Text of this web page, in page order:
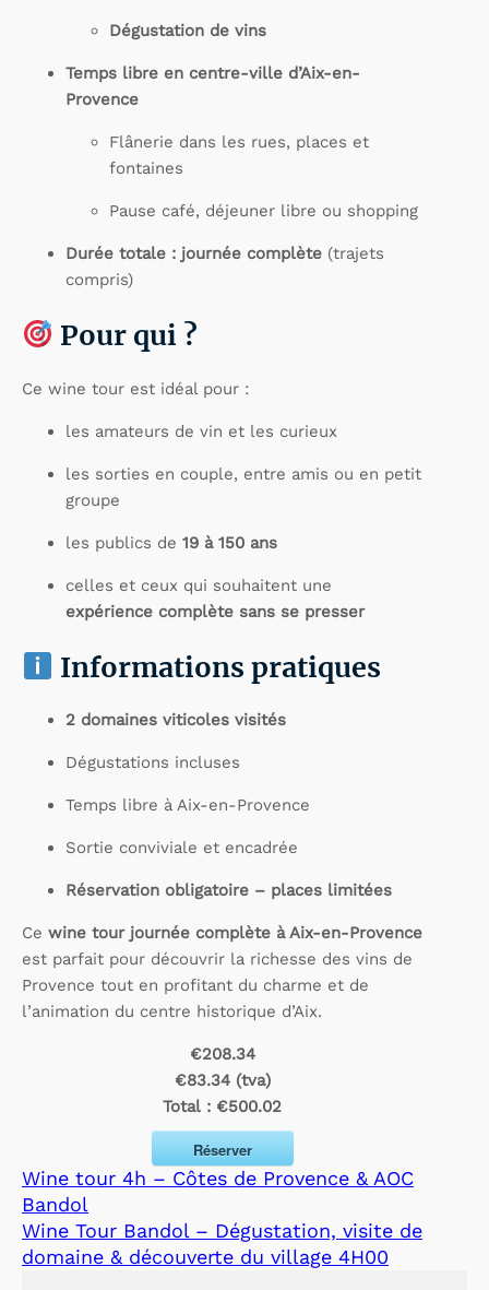
Dégustation de vins
Temps libre en centre-ville d’Aix-en-
Provence
Flânerie dans les rues, places et
fontaines
Pause café, déjeuner libre ou shopping
Durée totale : journée complète (trajets
compris)
Pour qui ?
Ce wine tour est idéal pour :
les amateurs de vin et les curieux
les sorties en couple, entre amis ou en petit
groupe
les publics de 19 à 150 ans
celles et ceux qui souhaitent une
expérience complète sans se presser
Informations pratiques
2 domaines viticoles visités
Dégustations incluses
Temps libre à Aix-en-Provence
Sortie conviviale et encadrée
Réservation obligatoire – places limitées
Ce wine tour journée complète à Aix-en-Provence
est parfait pour découvrir la richesse des vins de
Provence tout en profitant du charme et de
l’animation du centre historique d’Aix.
€208.34
€83.34 (tva)
Total : €500.02
Réserver
Wine tour 4h – Côtes de Provence & AOC
Bandol
Wine Tour Bandol – Dégustation, visite de
domaine & découverte du village 4H00